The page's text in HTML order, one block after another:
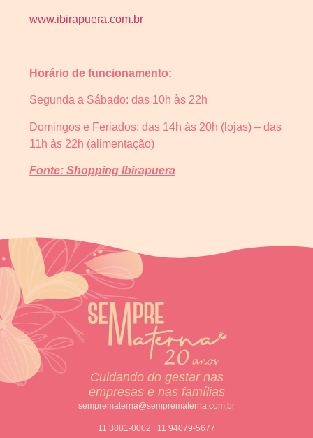
www.ibirapuera.com.br
Horário de funcionamento:
Segunda a Sábado: das 10h às 22h
Domingos e Feriados: das 14h às 20h (lojas) – das
11h às 22h (alimentação)
Fonte: Shopping Ibirapuera
Cuidando do gestar nas
empresas e nas famílias
semprematerna@semprematerna.com.br
11 3881-0002 | 11 94079-5677